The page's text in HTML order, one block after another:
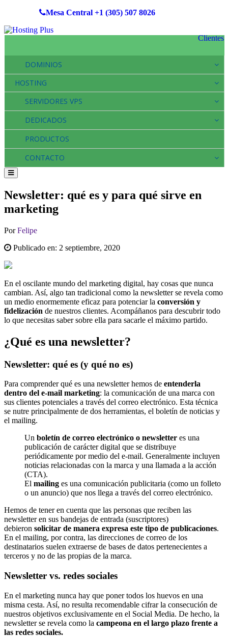
Mesa Central +1 (305) 507 8026
Clientes
DOMINIOS
HOSTING
SERVIDORES VPS
DEDICADOS
PRODUCTOS
CONTACTO
Newsletter: qué es y para qué sirve en
marketing
PorFelipe
Publicado en: 2 septiembre, 2020
En el oscilante mundo del marketing digital, hay cosas que nunca
cambian. Así, algo tan tradicional como la newsletter se revela como
un medio enormemente eficaz para potenciar la conversión y
fidelización de nuestros clientes. Acompáñanos para descubrir todo
lo que necesitas saber sobre ella para sacarle el máximo partido.
¿Qué es una newsletter?
Newsletter: qué es (y qué no es)
Para comprender qué es una newsletter hemos de entenderla
dentro del e-mail marketing: la comunicación de una marca con
sus clientes potenciales a través del correo electrónico. Esta técnica
se nutre principalmente de dos herramientas, el boletín de noticias y
el mailing.
Un boletín de correo electrónico o newsletter es una
publicación de carácter digital que se distribuye
periódicamente por medio del e-mail. Generalmente incluyen
noticias relacionadas con la marca y una llamada a la acción
(CTA).
El mailing es una comunicación publicitaria (como un folleto
o un anuncio) que nos llega a través del correo electrónico.
Hemos de tener en cuenta que las personas que reciben las
newsletter en sus bandejas de entrada (suscriptores)
debieron solicitar de manera expresa este tipo de publicaciones.
En el mailing, por contra, las direcciones de correo de los
destinatarios suelen extraerse de bases de datos pertenecientes a
terceros y no de las propias de la marca.
Newsletter vs. redes sociales
En el marketing nunca hay que poner todos los huevos en una
misma cesta. Así, no resulta recomendable cifrar la consecución de
nuestros objetivos exclusivamente en el Social Media. De hecho, la
newsletter se revela como la campeona en el largo plazo frente a
las redes sociales.